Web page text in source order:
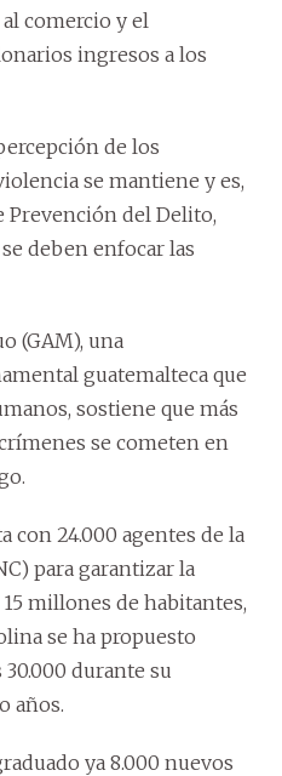
comercio y el
ingresos a los
de los
se mantiene y es,
del Delito,
deben enfocar las
(GAM), una
guatemalteca que
sostiene que más
se cometen en
con 24.000 agentes de la
para garantizar la
millones de habitantes,
se ha propuesto
durante su
años.
ya 8.000 nuevos